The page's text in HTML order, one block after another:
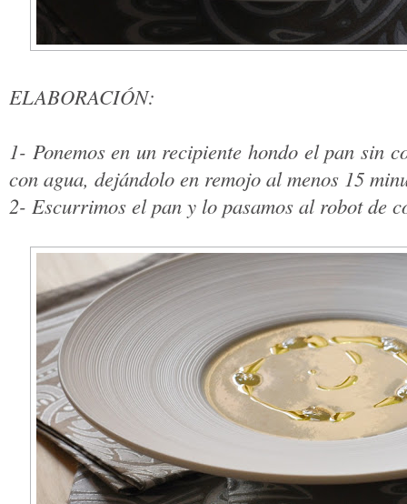
ELABORACIÓN:
1- Ponemos en un recipiente hondo el pan sin
con agua, dejándolo en remojo al menos 15
2- Escurrimos el pan y lo pasamos al robot de